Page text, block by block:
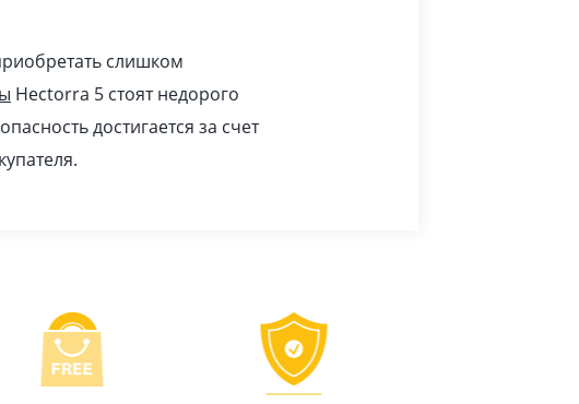
слишком
Hectorra 5 стоят недорого
достигается за счет